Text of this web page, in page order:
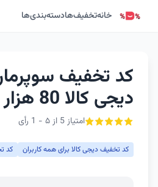
خانهتخفیف‌هادسته‌بندی‌ها
کد تخفیف
دیجی کالا 80 هزار تومانی
امتیاز 5 از ۵ - 1 رأی
کد تخفیف دیجی کالا برای همه کاربران کد